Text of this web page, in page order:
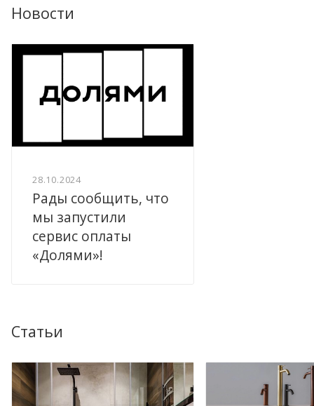
Новости
28.10.2024
Рады сообщить, что
мы запустили
сервис оплаты
«Долями»!
Статьи